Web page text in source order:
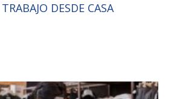
DESDE CASA